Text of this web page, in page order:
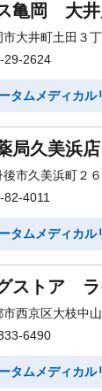
亀岡 大
大井町土田３丁
29-2624
タムメディカル
局久美浜店
市久美浜町２６
4011
タムメディカル
ストア
西京区大枝中
6490
タムメディカル